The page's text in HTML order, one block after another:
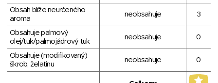
Obsah blíže neurčeného
aroma
neobsahuje 3
Obsahuje palmový
olej/tuk/palmojádrový tuk
neobsahuje 0
Obsahuje (modifikovaný)
škrob, želatinu
neobsahuje 0